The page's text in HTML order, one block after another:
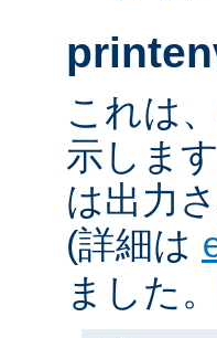
これは
示しま
は出力
(詳細は
ました